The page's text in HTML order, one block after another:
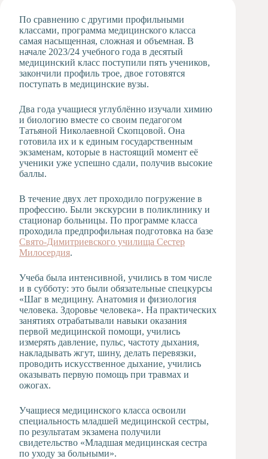
студия
Музыкальное
отделение
Психологическая
Служба
служба
По сравнению с другими профильными
классами, программа медицинского класса
самая насыщенная, сложная и объемная. В
начале 2023/24 учебного года в десятый
медицинский класс поступили пять учеников,
закончили профиль трое, двое готовятся
поступать в медицинские вузы.
Два года учащиеся углублённо изучали химию
и биологию вместе со своим педагогом
Татьяной Николаевной Скопцовой. Она
готовила их и к единым государственным
экзаменам, которые в настоящий момент её
ученики уже успешно сдали, получив высокие
баллы.
В течение двух лет проходило погружение в
профессию. Были экскурсии в поликлинику и
стационар больницы. По программе класса
проходила предпрофильная подготовка на базе
Свято-Димитриевского училища Сестер
Милосердия.
Учеба была интенсивной, учились в том числе
и в субботу: это были обязательные спецкурсы
«Шаг в медицину. Анатомия и физиология
человека. Здоровье человека». На практических
занятиях отрабатывали навыки оказания
первой медицинской помощи, учились
измерять давление, пульс, частоту дыхания,
накладывать жгут, шину, делать перевязки,
проводить искусственное дыхание, учились
оказывать первую помощь при травмах и
ожогах.
Учащиеся медицинского класса освоили
специальность младшей медицинской сестры,
по результатам экзамена получили
свидетельство «Младшая медицинская сестра
по уходу за больными».